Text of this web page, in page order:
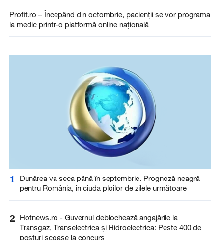
Profit.ro – Începând din octombrie, pacienții se vor programa
la medic printr-o platformă online națională
1
Dunărea va seca până în septembrie. Prognoză neagră
pentru România, în ciuda ploilor de zilele următoare
2 Hotnews.ro - Guvernul deblochează angajările la
Transgaz, Transelectrica și Hidroelectrica: Peste 400 de
posturi scoase la concurs